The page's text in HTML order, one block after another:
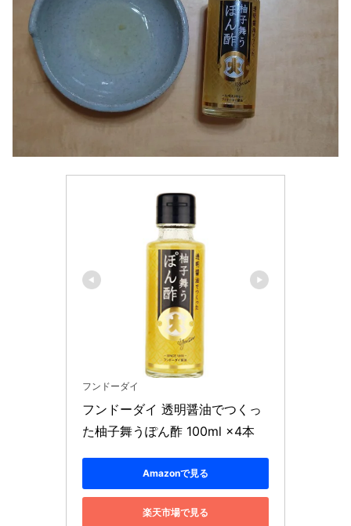
フンドーダイ
フンドーダイ 透明醤油でつくっ
た柚子舞うぽん酢 100ml ×4本
Amazonで見る
楽天市場で見る